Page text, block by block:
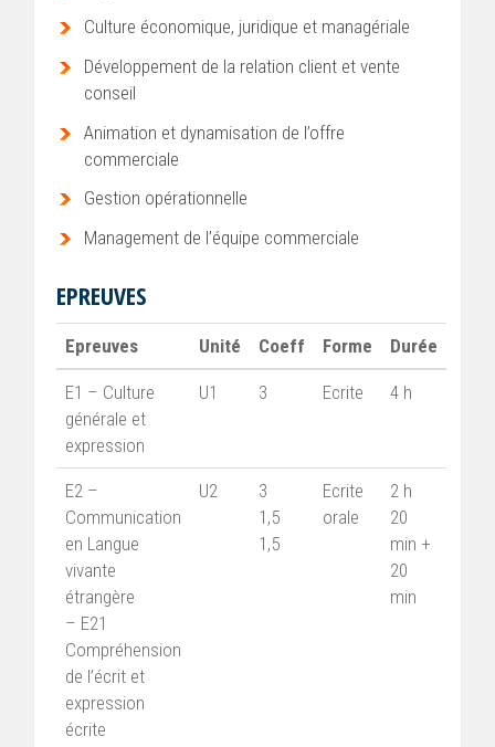
Culture économique, juridique et managériale
Développement de la relation client et vente
conseil
Animation et dynamisation de l’offre
commerciale
Gestion opérationnelle
Management de l’équipe commerciale
EPREUVES
Epreuves Unité Coeff Forme Durée
E1 – Culture
générale et
expression
U1 3 Ecrite 4 h
E2 –
Communication
en Langue
vivante
étrangère
– E21
Compréhension
de l’écrit et
expression
écrite
U2
3
1,5
1,5
Ecrite
orale
2 h
20
min +
20
min